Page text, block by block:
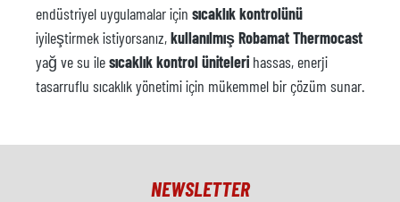
endüstriyel uygulamalar için sıcaklık kontrolünü
iyileştirmek istiyorsanız,kullanılmış Robamat Thermocast
yağ ve su ilesıcaklık kontrol üniteleri hassas, enerji
tasarruflu sıcaklık yönetimi için mükemmel bir çözüm sunar.
NEWSLETTER